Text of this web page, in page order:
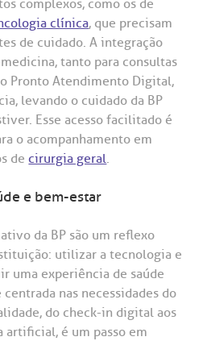
complexos, como os de
clínica, que precisam
de cuidado. A integração
tanto para consultas
Pronto Atendimento Digital,
levando o cuidado da BP
Esse acesso facilitado é
o acompanhamento em
decirurgia geral.
e bem-estar
da BP são um reflexo
utilizar a tecnologia e
uma experiência de saúde
nas necessidades do
do check-in digital aos
é um passo em